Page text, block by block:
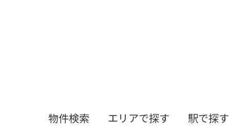
物件検索 エリアで探す 駅で探す